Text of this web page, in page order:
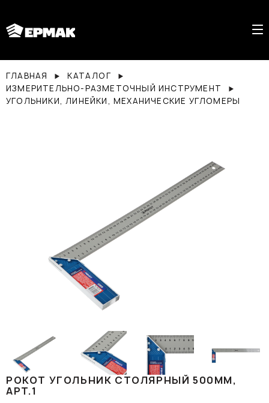
ГЛАВНАЯ
КАТАЛОГ
ИЗМЕРИТЕЛЬНО-РАЗМЕТОЧНЫЙ ИНСТРУМЕНТ
УГОЛЬНИКИ, ЛИНЕЙКИ, МЕХАНИЧЕСКИЕ УГЛОМЕРЫ
РОКОТ УГОЛЬНИК СТОЛЯРНЫЙ 500ММ,
АРТ.1